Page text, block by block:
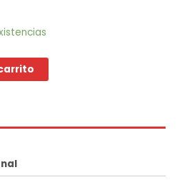
es: